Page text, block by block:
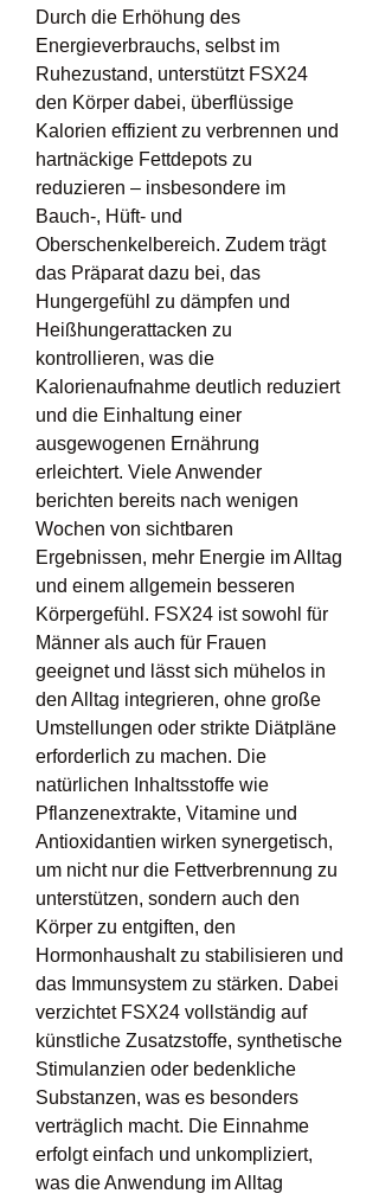
Durch die Erhöhung des
Energieverbrauchs, selbst im
Ruhezustand, unterstützt FSX24
den Körper dabei, überflüssige
Kalorien effizient zu verbrennen und
hartnäckige Fettdepots zu
reduzieren – insbesondere im
Bauch-, Hüft- und
Oberschenkelbereich. Zudem trägt
das Präparat dazu bei, das
Hungergefühl zu dämpfen und
Heißhungerattacken zu
kontrollieren, was die
Kalorienaufnahme deutlich reduziert
und die Einhaltung einer
ausgewogenen Ernährung
erleichtert. Viele Anwender
berichten bereits nach wenigen
Wochen von sichtbaren
Ergebnissen, mehr Energie im Alltag
und einem allgemein besseren
Körpergefühl. FSX24 ist sowohl für
Männer als auch für Frauen
geeignet und lässt sich mühelos in
den Alltag integrieren, ohne große
Umstellungen oder strikte Diätpläne
erforderlich zu machen. Die
natürlichen Inhaltsstoffe wie
Pflanzenextrakte, Vitamine und
Antioxidantien wirken synergetisch,
um nicht nur die Fettverbrennung zu
unterstützen, sondern auch den
Körper zu entgiften, den
Hormonhaushalt zu stabilisieren und
das Immunsystem zu stärken. Dabei
verzichtet FSX24 vollständig auf
künstliche Zusatzstoffe, synthetische
Stimulanzien oder bedenkliche
Substanzen, was es besonders
verträglich macht. Die Einnahme
erfolgt einfach und unkompliziert,
was die Anwendung im Alltag